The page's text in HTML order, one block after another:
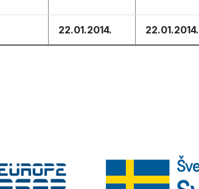
22.01.2014. 22.01.2014.